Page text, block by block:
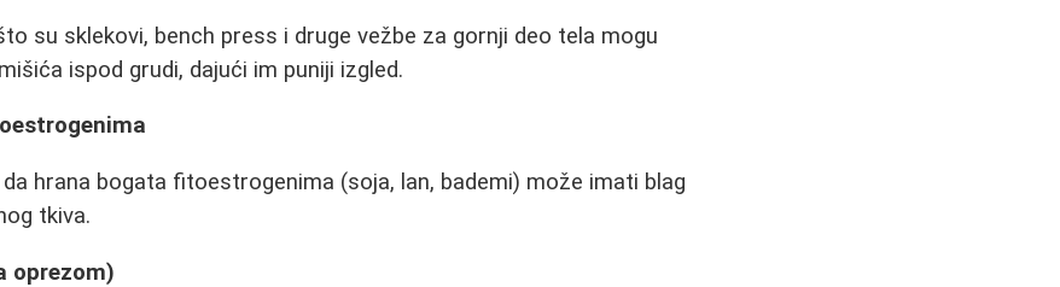
su sklekovi, bench press i druge vežbe za gornji deo tela mogu
ispod grudi, dajući im puniji izgled.
hrana bogata fitoestrogenima (soja, lan, bademi) može imati blag
tkiva.
oprezom)